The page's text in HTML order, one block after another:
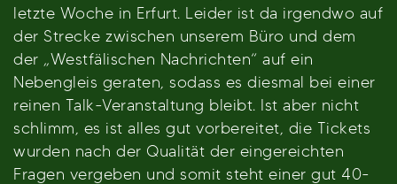
letzte Woche in Erfurt. Leider ist da irgendwo auf
der Strecke zwischen unserem Büro und dem
der „Westfälischen Nachrichten“ auf ein
Nebengleis geraten, sodass es diesmal bei einer
reinen Talk-Veranstaltung bleibt. Ist aber nicht
schlimm, es ist alles gut vorbereitet, die Tickets
wurden nach der Qualität der eingereichten
Fragen vergeben und somit steht einer gut 40-